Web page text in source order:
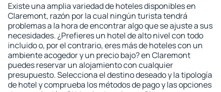
Existe una amplia variedad de hoteles disponibles en
Claremont, razón por la cual ningún turista tendrá
problemas a la hora de encontrar algo que se ajuste a sus
necesidades. ¿Prefieres un hotel de alto nivel con todo
incluido o, por el contrario, eres más de hoteles con un
ambiente acogedor y un precio bajo? en Claremont
puedes reservar un alojamiento con cualquier
presupuesto. Selecciona el destino deseado y la tipología
de hotel y comprueba los métodos de pago y las opciones